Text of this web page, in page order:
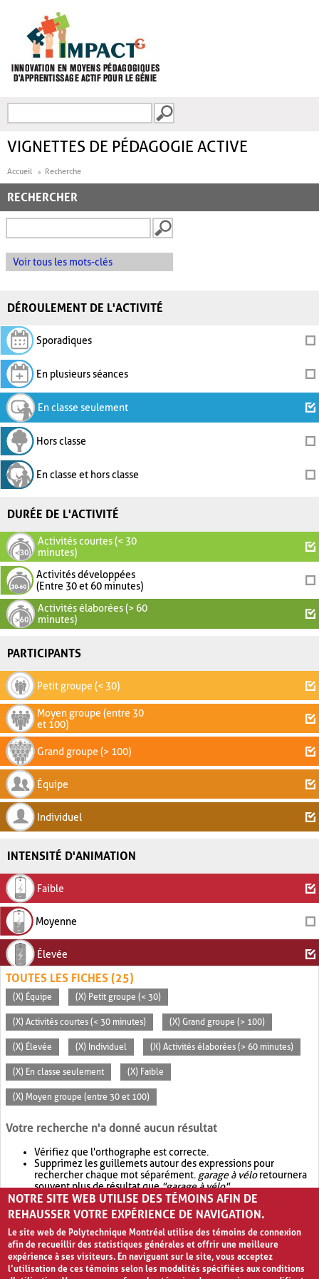
FORMULAIRE DE
VIGNETTES DE PÉDAGOGIE ACTIVE
Accueil Recherche
RECHERCHER
Voir tous les mots-clés
DÉROULEMENT DE L'ACTIVITÉ
Sporadiques
En plusieurs séances
En classe seulement
Hors classe
En classe et hors classe
DURÉE DE L'ACTIVITÉ
Activités courtes (< 30
minutes)
Activités développées
(Entre 30 et 60 minutes)
Activités élaborées (> 60
minutes)
PARTICIPANTS
Petit groupe (< 30)
Moyen groupe (entre 30
et 100)
Grand groupe (> 100)
Équipe
Individuel
INTENSITÉ D'ANIMATION
Faible
Moyenne
Élevée
TOUTES LES FICHES (25)
(X) Équipe (X) Petit groupe (< 30)
(X) Activités courtes (< 30 minutes) (X) Grand groupe (> 100)
(X) Élevée (X) Individuel (X) Activités élaborées (> 60 minutes)
(X) En classe seulement (X) Faible
(X) Moyen groupe (entre 30 et 100)
Votre recherche n'a donné aucun résultat
Vérifiez que l'orthographe est correcte.
Supprimez les guillemets autour des expressions pour
rechercher chaque mot séparément. garage à véloretournera
souvent plus de résultat que"garage à vélo".
Envisagez d'élargir votre recherche avec OR.garage OR vélo
retournera souvent plus de résultat quegarage à vélo
NOTRE SITE WEB UTILISE DES TÉMOINS AFIN DE
REHAUSSER VOTRE EXPÉRIENCE DE NAVIGATION.
Le site web de Polytechnique Montréal utilise des témoins de connexion
afin de recueillir des statistiques générales et offrir une meilleure
expérience à ses visiteurs. En naviguant sur le site, vous acceptez
l’utilisation de ces témoins selon les modalités spécifiées aux conditions